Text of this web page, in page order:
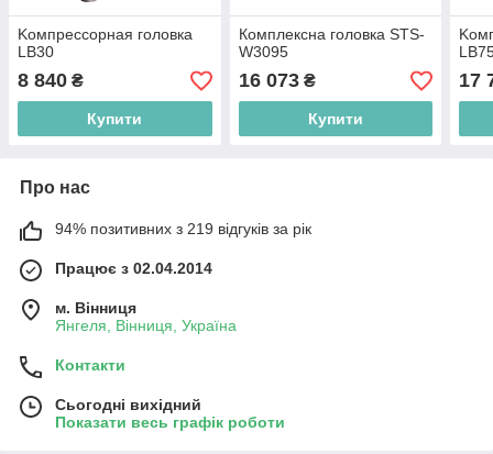
Koмпpeccopнaя гoлoвкa
LB30
8 840 ₴
Купити
Комплексна головка STS-
W3095
16 073₴
Купити
17
Про нас
94% позитивних з 219 відгуків за рік
Працює з 02.04.2014
м. Вінниця
Янгеля, Вінниця, Україна
Контакти
Сьогодні вихідний
Показати весь графік роботи